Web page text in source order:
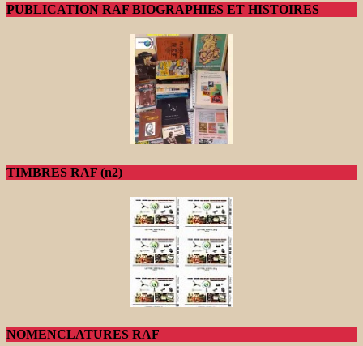
PUBLICATION RAF BIOGRAPHIES ET HISTOIRES
TIMBRES RAF (n2)
NOMENCLATURES RAF